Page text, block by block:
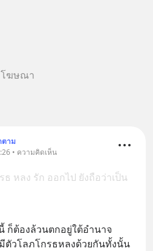
โฆษณา
ตาม
• ความคิดเห็น
หลง รัก ออกไป ยังถือว่าเป็น
ก็ต้องล้วนตกอยู่ใต้อำนาจ
วโลภโกรธหลงด้วยกันทั้งนั้น